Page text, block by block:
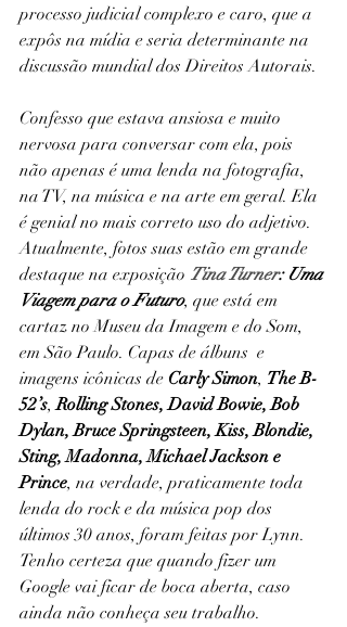
processo judicial complexo e caro, que a
expôs na mídia e seria determinante na
discussão mundial dos Direitos Autorais.
Confesso que estava ansiosa e muito
nervosa para conversar com ela, pois
não apenas é uma lenda na fotografia,
na TV, na música e na arte em geral. Ela
é genial no mais correto uso do adjetivo.
Atualmente, fotos suas estão em grande
destaque na exposição Tina Turner: Uma
Viagem para o Futuro, que está em
cartaz no Museu da Imagem e do Som,
em São Paulo. Capas de álbuns  e
imagens icônicas de Carly Simon, The B-
52’s, Rolling Stones, David Bowie, Bob
Dylan, Bruce Springsteen, Kiss, Blondie,
Sting, Madonna, Michael Jackson e
Prince, na verdade, praticamente toda
lenda do rock e da música pop dos
últimos 30 anos, foram feitas por Lynn.
Tenho certeza que quando fizer um
Google vai ficar de boca aberta, caso
ainda não conheça seu trabalho.